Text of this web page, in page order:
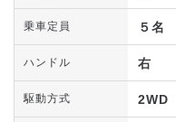
乗車定員 ５名
ハンドル 右
駆動方式 2WD